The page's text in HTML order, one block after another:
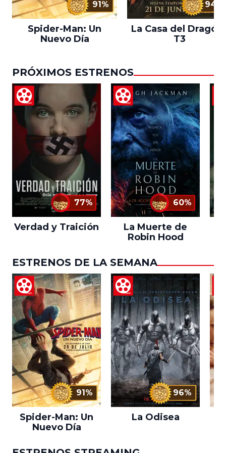
91%
Spider-Man: Un
Nuevo Día
94%
La Casa del Dragón
T3
PRÓXIMOS ESTRENOS
77%
Verdad y Traición
60%
La Muerte de
Robin Hood
ESTRENOS DE LA SEMANA
91%
Spider-Man: Un
Nuevo Día
96%
La Odisea